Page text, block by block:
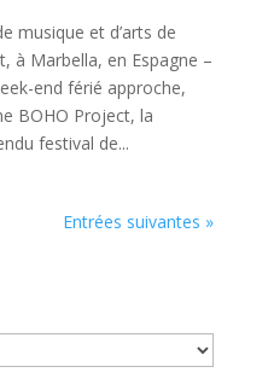
musique et d’arts de
à Marbella, en Espagne –
end férié approche,
BOHO Project, la
festival de...
Entrées suivantes »